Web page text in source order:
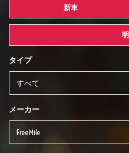
新車
タイプ
メーカー